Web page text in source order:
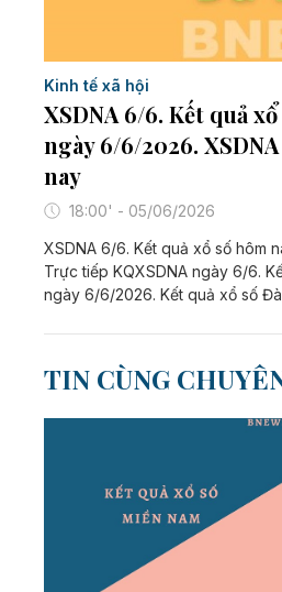
Kinh tế xã hội
XSDNA 6/6. Kết quả
ngày 6/6/2026.
nay
18:00' - 05/06/2026
XSDNA 6/6. Kết quả xổ số hôm
Trực tiếp KQXSDNA ngày 6/6.
ngày 6/6/2026. Kết quả xổ số
TIN CÙNG